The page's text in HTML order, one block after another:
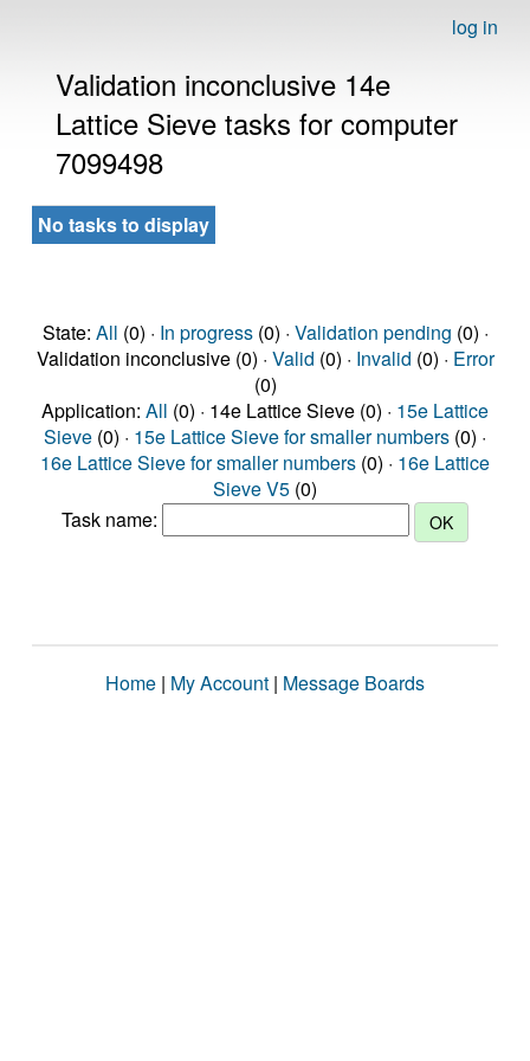
log in
Validation inconclusive 14e
Lattice Sieve tasks for computer
7099498
No tasks to display
State: All (0) · In progress(0) · Validation pending (0) ·
Validation inconclusive (0) · Valid (0) · Invalid (0) · Error
(0)
Application: All (0) · 14e Lattice Sieve (0) · 15e Lattice
Sieve (0) · 15e Lattice Sieve for smaller numbers (0) ·
16e Lattice Sieve for smaller numbers (0) · 16e Lattice
Sieve V5 (0)
Task name:
Home | My Account | Message Boards